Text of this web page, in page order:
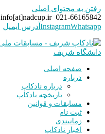
رفتن به محتوای اصلی
021-66165842
info[at]nadcup.ir
InstagramWhatsapp آدرس ایمیل
صفحه اصلی
درباره
درباره نادکاپ
تاریخچه نادکاپ
مسابقات و قوانین
ثبت نام
زمانبندی
اخبار نادکاپ